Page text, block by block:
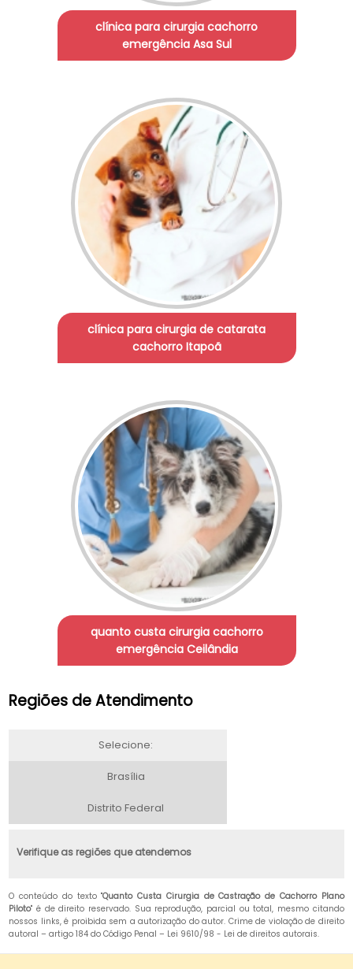
clínica para cirurgia cachorro
emergência Asa Sul
clínica para cirurgia de catarata
cachorro Itapoã
quanto custa cirurgia cachorro
emergência Ceilândia
Regiões de Atendimento
Selecione:
Brasília
Distrito Federal
Verifique as regiões que atendemos
O conteúdo do texto "Quanto Custa Cirurgia de Castração de Cachorro Plano
Piloto" é de direito reservado. Sua reprodução, parcial ou total, mesmo citando
nossos links, é proibida sem a autorização do autor. Crime de violação de direito
autoral – artigo 184 do Código Penal – Lei 9610/98 - Lei de direitos autorais.